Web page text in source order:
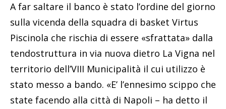
A far saltare il banco è stato l’ordine del giorno
sulla vicenda della squadra di basket Virtus
Piscinola che rischia di essere «sfrattata» dalla
tendostruttura in via nuova dietro La Vigna nel
territorio dell’VIII Municipalità il cui utilizzo è
stato messo a bando. «E’ l’ennesimo scippo che
state facendo alla città di Napoli – ha detto il